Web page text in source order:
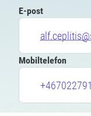
E-post
Mobiltelefon